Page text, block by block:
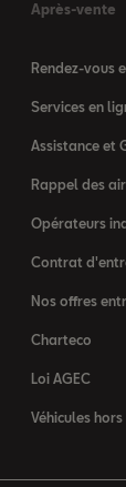
Après-vente
Rendez-vous
Services en
Assistance et
Rappel des
Opérateurs
Contrat
Nos offres
Charteco
Loi AGEC
Véhicules hors